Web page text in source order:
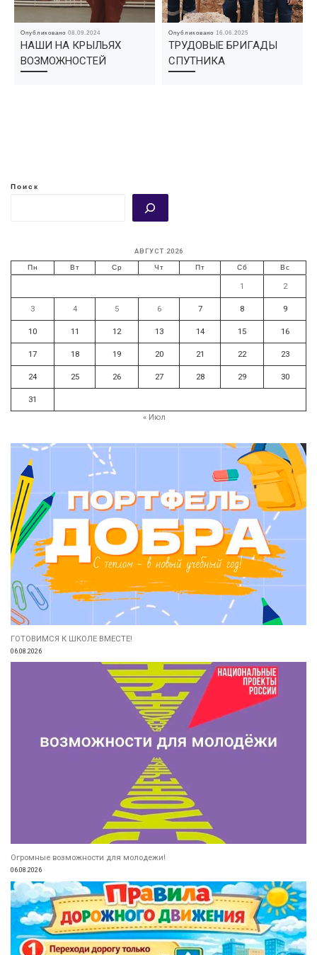
Опубликовано08.09.2024
НАШИ НА КРЫЛЬЯХ
ВОЗМОЖНОСТЕЙ
Опубликовано16.06.2025
ТРУДОВЫЕ БРИГАДЫ
СПУТНИКА
Поиск
АВГУСТ 2026
Пн Вт Ср Чт Пт Сб Вс
1 2
3 4 5 6 7 8 9
10 11 12 13 14 15 16
17 18 19 20 21 22 23
24 25 26 27 28 29 30
31
« Июл
ГОТОВИМСЯ К ШКОЛЕ ВМЕСТЕ!
06.08.2026
Огромные возможности для молодежи!
06.08.2026